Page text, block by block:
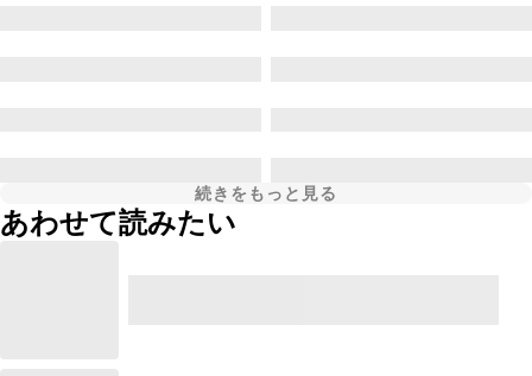
続きをもっと見る
あわせて読みたい